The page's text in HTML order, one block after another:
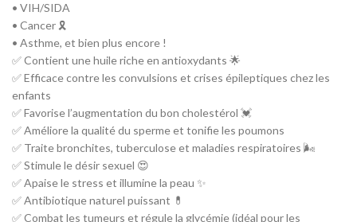
• VIH/SIDA
• Cancer 🎗️
• Asthme, et bien plus encore !
✅ Contient une huile riche en antioxydants 🌟
✅ Efficace contre les convulsions et crises épileptiques chez les
enfants
✅ Favorise l’augmentation du bon cholestérol 💓
✅ Améliore la qualité du sperme et tonifie les poumons
✅ Traite bronchites, tuberculose et maladies respiratoires 🌬️
✅ Stimule le désir sexuel 😍
✅ Apaise le stress et illumine la peau ✨
✅ Antibiotique naturel puissant 💊
✅ Combat les tumeurs et régule la glycémie (idéal pour les